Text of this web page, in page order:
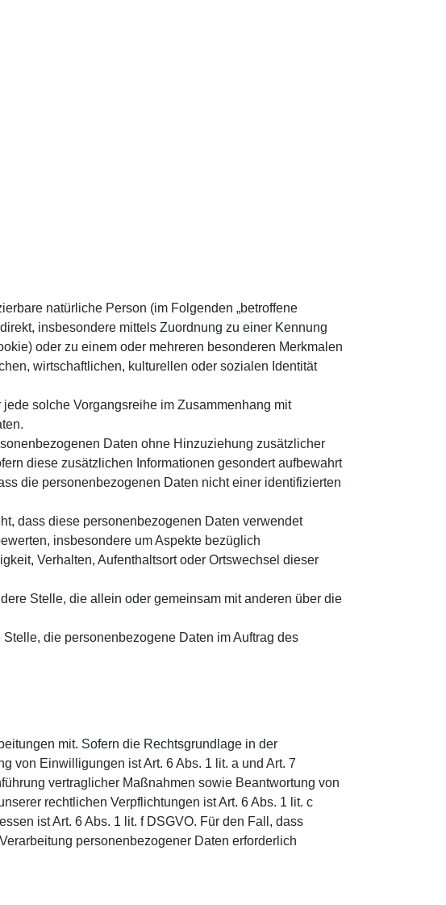
natürliche Person (im Folgenden „betroffene
insbesondere mittels Zuordnung zu einer Kennung
oder zu einem oder mehreren besonderen Merkmalen
wirtschaftlichen, kulturellen oder sozialen Identität
solche Vorgangsreihe im Zusammenhang mit
Daten ohne Hinzuziehung zusätzlicher
diese zusätzlichen Informationen gesondert aufbewahrt
die personenbezogenen Daten nicht einer identifizierten
dass diese personenbezogenen Daten verwendet
insbesondere um Aspekte bezüglich
Verhalten, Aufenthaltsort oder Ortswechsel dieser
Stelle, die allein oder gemeinsam mit anderen über die
die personenbezogene Daten im Auftrag des
mit. Sofern die Rechtsgrundlage in der
von Einwilligungen ist Art. 6 Abs. 1 lit. a und Art. 7
vertraglicher Maßnahmen sowie Beantwortung von
rechtlichen Verpflichtungen ist Art. 6 Abs. 1 lit. c
ist Art. 6 Abs. 1 lit. f DSGVO. Für den Fall, dass
personenbezogener Daten erforderlich